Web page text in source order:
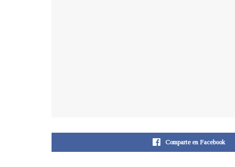
Comparte en Facebook